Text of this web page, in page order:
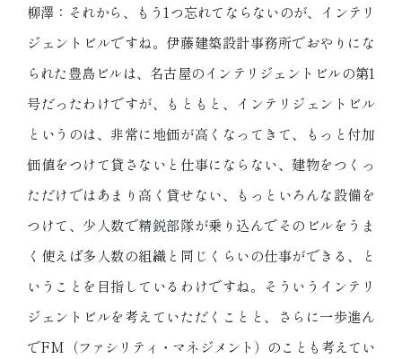
柳澤：それから、もう1つ忘れてならないのが、インテリ
ジェントビルですね。伊藤建築設計事務所でおやりにな
られた豊島ビルは、名古屋のインテリジェントビルの第1
号だったわけですが、もともと、インテリジェントビル
というのは、非常に地価が高くなってきて、もっと付加
価値をつけて貸さないと仕事にならない、建物をつくっ
ただけではあまり高く貸せない、もっといろんな設備を
つけて、少人数で精鋭部隊が乗り込んでそのビルをうま
く使えば多人数の組織と同じくらいの仕事ができる、と
いうことを目指しているわけですね。そういうインテリ
ジェントビルを考えていただくことと、さらに一歩進ん
でFM（ファシリティ・マネジメント）のことも考えてい